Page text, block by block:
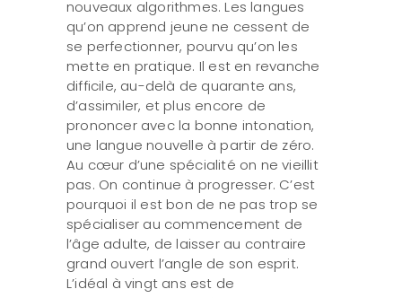
nouveaux algorithmes. Les langues
qu’on apprend jeune ne cessent de
se perfectionner, pourvu qu’on les
mette en pratique. Il est en revanche
difficile, au-delà de quarante ans,
d’assimiler, et plus encore de
prononcer avec la bonne intonation,
une langue nouvelle à partir de zéro.
Au cœur d’une spécialité on ne vieillit
pas. On continue à progresser. C’est
pourquoi il est bon de ne pas trop se
spécialiser au commencement de
l’âge adulte, de laisser au contraire
grand ouvert l’angle de son esprit.
L’idéal à vingt ans est de